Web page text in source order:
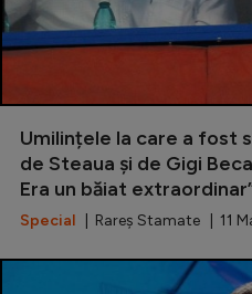
Umilințele la care a fost
de Steaua și de Gigi
Era un băiat
Special | Rareș Stamate | 11